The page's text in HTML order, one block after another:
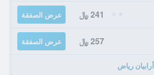
241 ﷼ عرض الصفقة
257 ﷼ عرض الصفقة